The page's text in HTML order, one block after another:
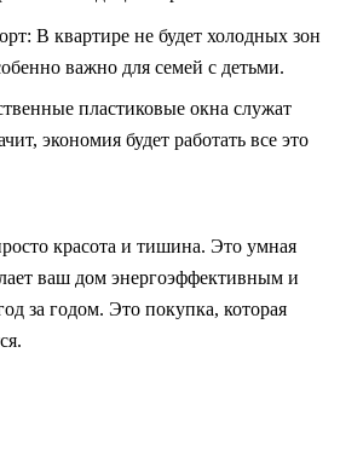
В квартире не будет холодных зон
важно для семей с детьми.
пластиковые окна служат
экономия будет работать все это
красота и тишина. Это умная
ваш дом энергоэффективным и
за годом. Это покупка, которая